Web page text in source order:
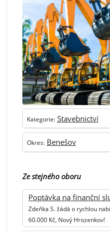
Kategorie: Stavebnictví
Okres: Benešov
Ze stejného oboru
Poptávka na finanční
Zdeňka S. žádá o rychlou
60.000 Kč, Nový Hrozenkov!